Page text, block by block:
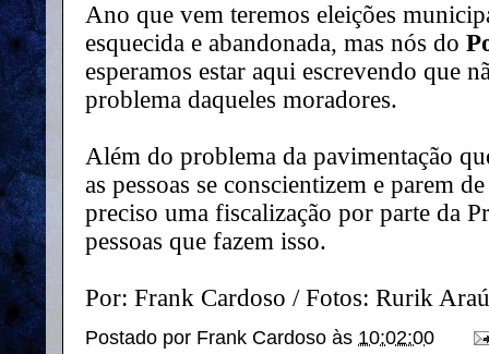
Ano que vem teremos eleições
esquecida e abandonada, mas nós do
esperamos estar aqui escrevendo que
problema daqueles moradores.
Além do problema da pavimentação
as pessoas se conscientizem e parem
preciso uma fiscalização por parte da
pessoas que fazem isso.
Por: Frank Cardoso / Fotos: Rurik
Postado por Frank Cardoso às 10:02:00